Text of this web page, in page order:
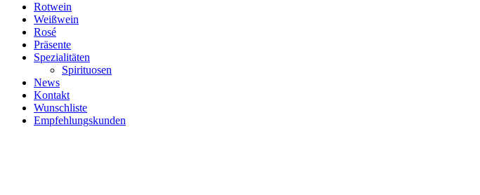
Rotwein
Weißwein
Rosé
Präsente
Spezialitäten
Spirituosen
News
Kontakt
Wunschliste
Empfehlungskunden